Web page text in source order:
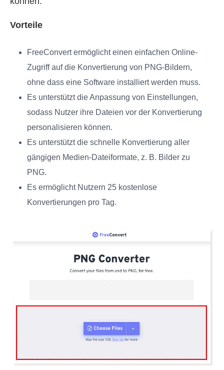
Vorteile
FreeConvert ermöglicht einen einfachen Online-
Zugriff auf die Konvertierung von PNG-Bildern,
ohne dass eine Software installiert werden muss.
Es unterstützt die Anpassung von Einstellungen,
sodass Nutzer ihre Dateien vor der Konvertierung
personalisieren können.
Es unterstützt die schnelle Konvertierung aller
gängigen Medien-Dateiformate, z. B. Bilder zu
PNG.
Es ermöglicht Nutzern 25 kostenlose
Konvertierungen pro Tag.